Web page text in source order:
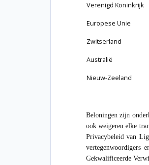
Verenigd Koninkrijk
Europese Unie
Zwitserland
Australië
Nieuw-Zeeland
Beloningen zijn
ook weigeren elke
Privacybeleid van
vertegenwoordigers
Gekwalificeerde